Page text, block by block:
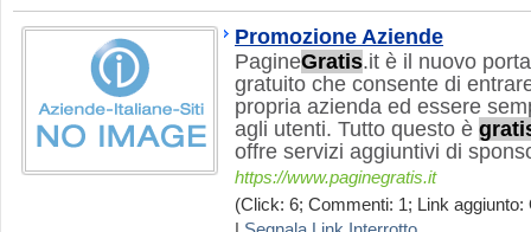
Promozione Aziende
PagineGratis.it è il nuovo
gratuito che consente di
propria azienda ed essere
agli utenti. Tutto questo è
offre servizi aggiuntivi di
https://www.paginegratis.it
(Click: 6; Commenti: 1; Link aggiunto: